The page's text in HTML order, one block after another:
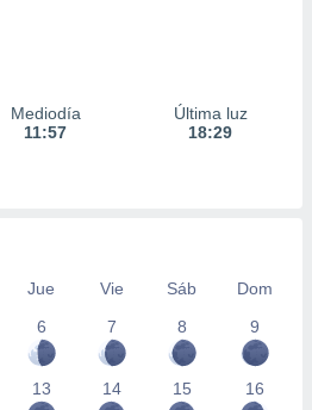
Mediodía
11:57
Última luz
18:29
Jue Vie Sáb
Dom
6
7 8 9
13 14 15 16